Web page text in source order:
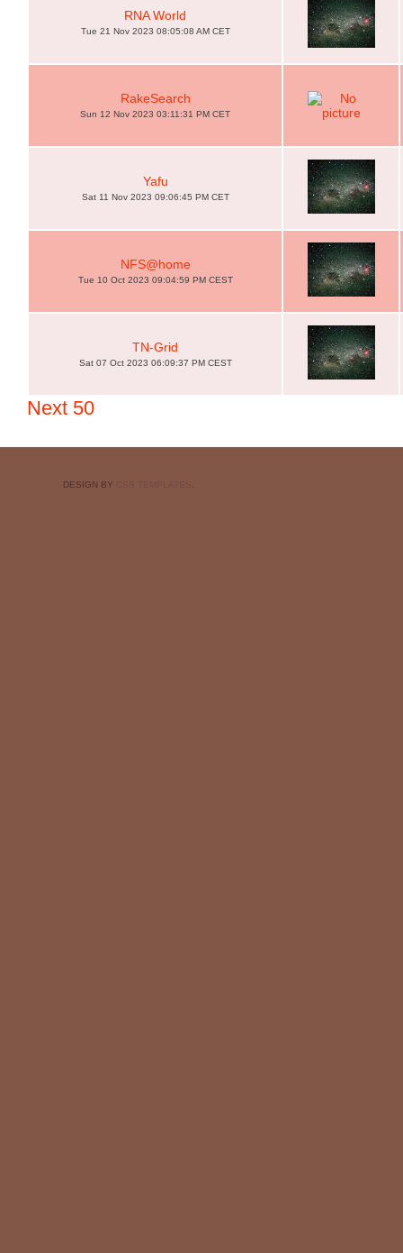
RNA World
Tue 21 Nov 2023 08:05:08 AM CET
RakeSearch
Sun 12 Nov 2023 03:11:31 PM CET
Yafu
Sat 11 Nov 2023 09:06:45 PM CET
NFS@home
Tue 10 Oct 2023 09:04:59 PM CEST
TN-Grid
Sat 07 Oct 2023 06:09:37 PM CEST
Next 50
DESIGN BY CSS TEMPLATES